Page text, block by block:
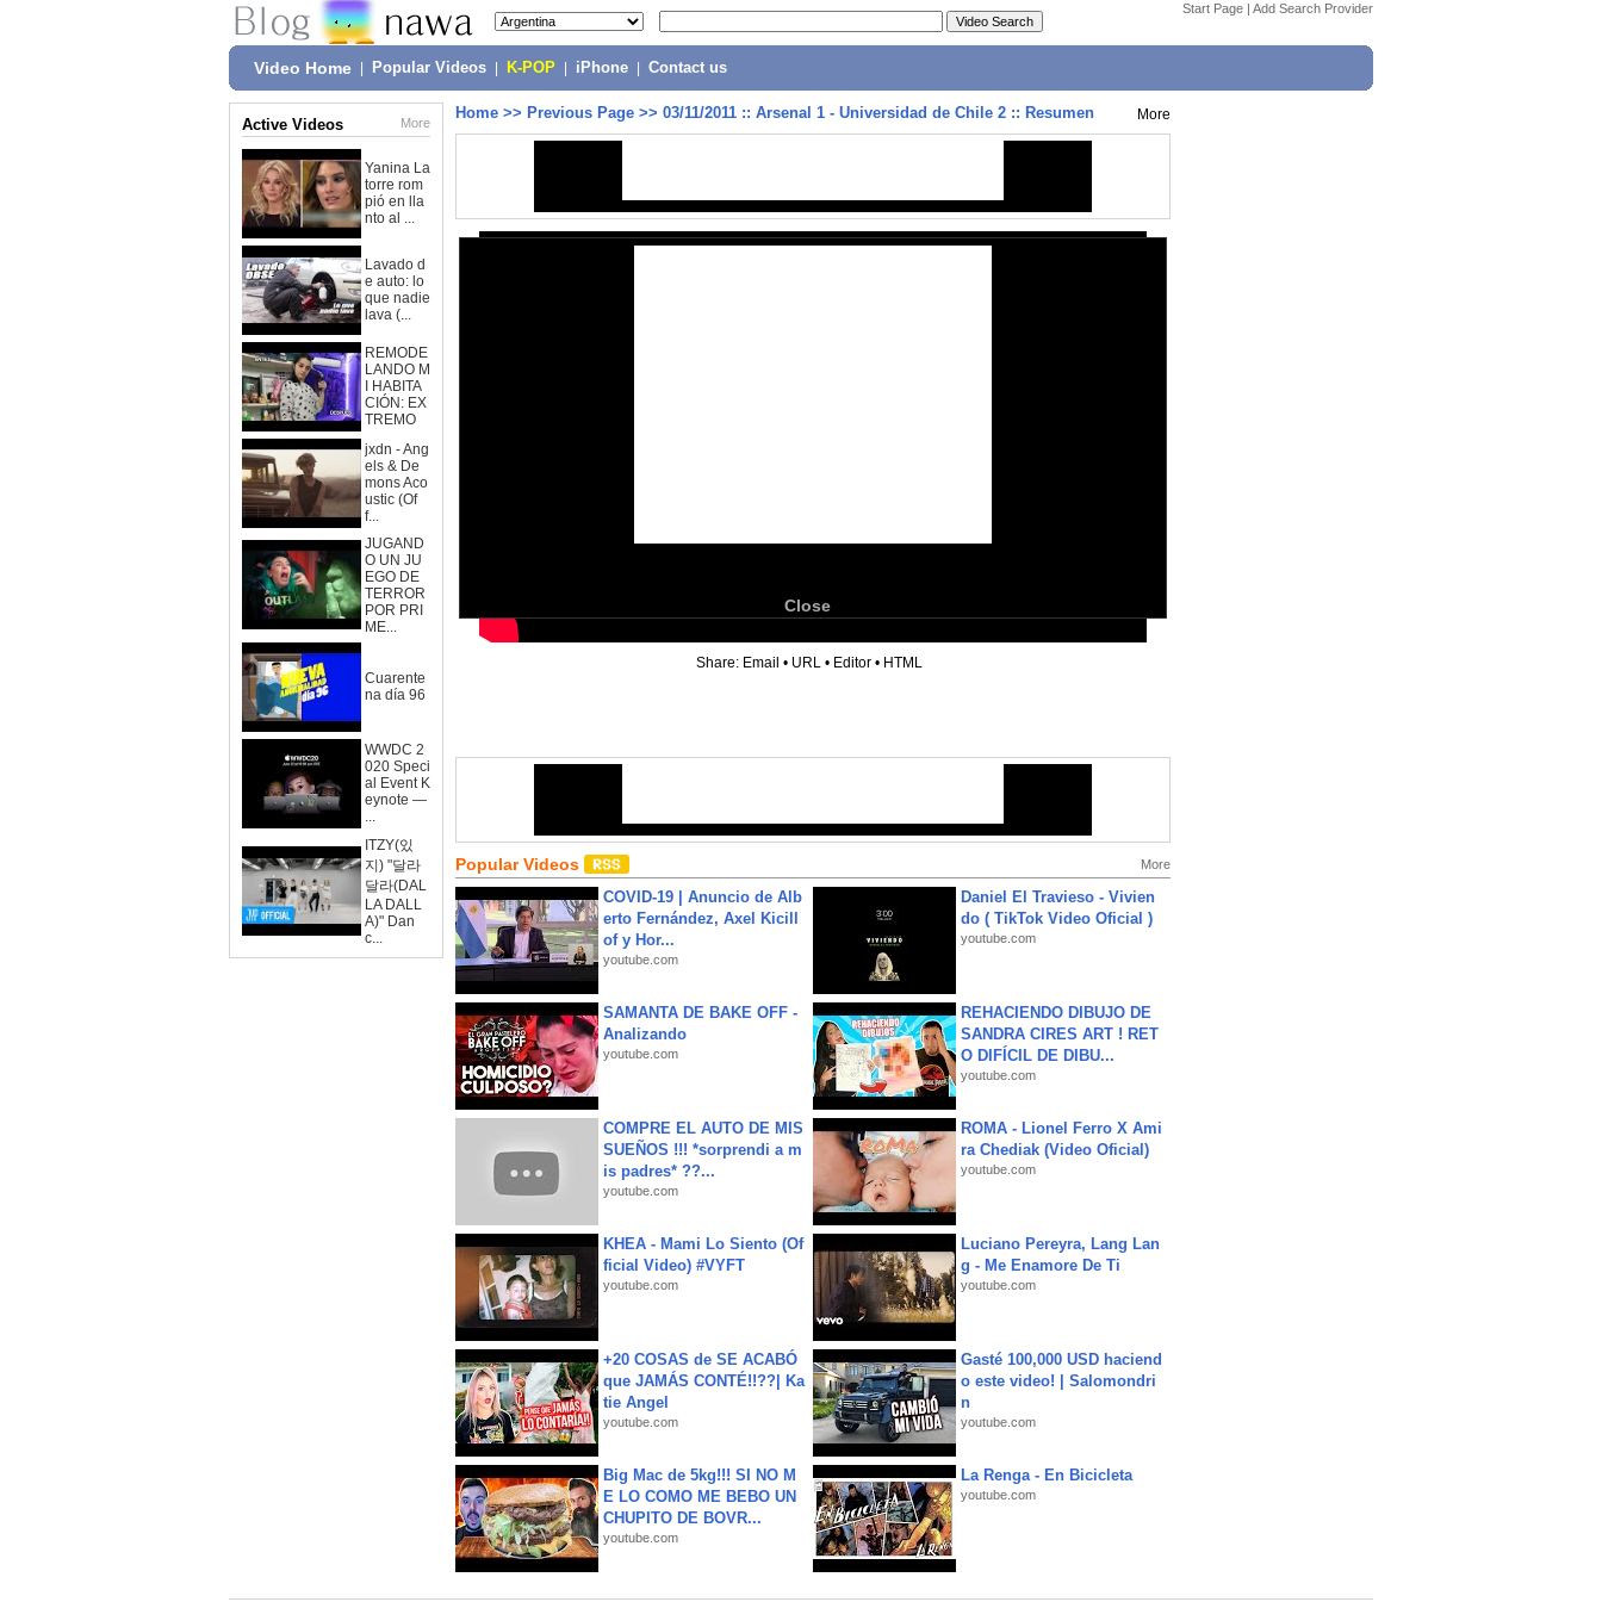
Start Page | Add Search Provider
Video Home Popular Videos K-POP iPhone Contact us
Active Videos More
Yanina La
torre rom
pió en lla
nto al ...
Lavado d
e auto: lo
que nadie
lava (...
REMODE
LANDO M
I HABITA
CIÓN: EX
TREMO
jxdn - Ang
els & De
mons Aco
ustic (Of
f...
JUGAND
O UN JU
EGO DE
TERROR
POR PRI
ME...
Cuarente
na día 96
WWDC 2
020 Speci
al Event K
eynote —
...
ITZY(있
지) "달라
달라(DAL
LA DALL
A)" Dan
c...
Home >> Previous Page >> 03/11/2011 :: Arsenal 1 - Universidad de Chile 2 :: Resumen More
Close
Share: Email • URL • Editor • HTML
Popular Videos More
COVID-19 | Anuncio de Alb
erto Fernández, Axel Kicill
of y Hor...
youtube.com
Daniel El Travieso - Vivien
do ( TikTok Video Oficial )
youtube.com
SAMANTA DE BAKE OFF -
Analizando
youtube.com
REHACIENDO DIBUJO DE
SANDRA CIRES ART ! RET
O DIFÍCIL DE DIBU...
youtube.com
COMPRE EL AUTO DE MIS
SUEÑOS !!! *sorprendi a m
is padres* ??...
youtube.com
ROMA - Lionel Ferro X Ami
ra Chediak (Video Oficial)
youtube.com
KHEA - Mami Lo Siento (Of
ficial Video) #VYFT
youtube.com
Luciano Pereyra, Lang Lan
g - Me Enamore De Ti
youtube.com
+20 COSAS de SE ACABÓ
que JAMÁS CONTÉ!!??| Ka
tie Angel
youtube.com
Gasté 100,000 USD haciend
o este video! | Salomondri
n
youtube.com
Big Mac de 5kg!!! SI NO M
E LO COMO ME BEBO UN
CHUPITO DE BOVR...
youtube.com
La Renga - En Bicicleta
youtube.com